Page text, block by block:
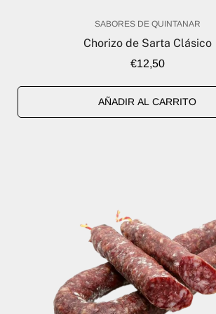
SABORES DE QUINTANAR
Chorizo de Sarta Clásico
Precio
€12,50
AÑADIR AL CARRITO